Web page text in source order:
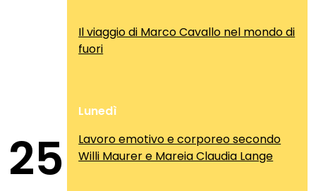
Il viaggio di Marco Cavallo nel mondo di
fuori
25
Lunedì
Lavoro emotivo e corporeo secondo
Willi Maurer e Mareia Claudia Lange